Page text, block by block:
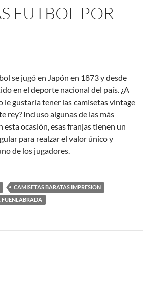
FUTBOL POR
se jugó en Japón en 1873 y desde
en el deporte nacional del país. ¿A
gustaría tener las camisetas vintage
rey? Incluso algunas de las más
ocasión, esas franjas tienen un
para realzar el valor único y
de los jugadores.
CAMISETAS BARATAS IMPRESION
FUENLABRADA